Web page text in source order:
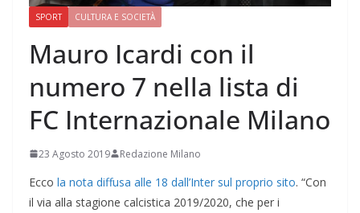
SPORT CULTURA E SOCIETÀ
Mauro Icardi con il
numero 7 nella lista di
FC Internazionale Milano
23 Agosto 2019 Redazione Milano
Ecco la nota diffusa alle 18 dall’Inter sul proprio sito. “Con
il via alla stagione calcistica 2019/2020, che per i